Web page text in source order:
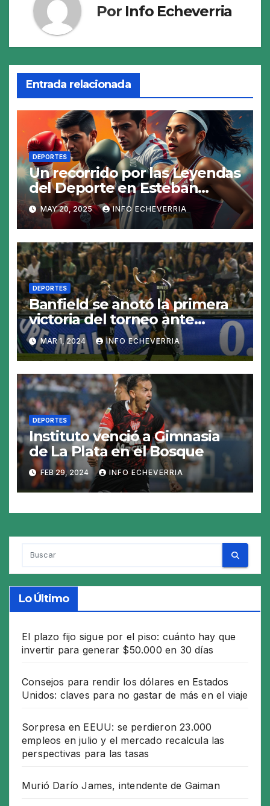
Por Info Echeverria
Entrada relacionada
DEPORTES
Un recorrido por las Leyendas
del Deporte en Esteban
Echeverría
MAY 20, 2025 INFO ECHEVERRIA
DEPORTES
Banfield se anotó la primera
victoria del torneo ante
Riestra
MAR 1, 2024 INFO ECHEVERRIA
DEPORTES
Instituto venció a Gimnasia
de La Plata en el Bosque
FEB 29, 2024 INFO ECHEVERRIA
Lo Último
El plazo fijo sigue por el piso: cuánto hay que
invertir para generar $50.000 en 30 días
Consejos para rendir los dólares en Estados
Unidos: claves para no gastar de más en el viaje
Sorpresa en EEUU: se perdieron 23.000
empleos en julio y el mercado recalcula las
perspectivas para las tasas
Murió Darío James, intendente de Gaiman